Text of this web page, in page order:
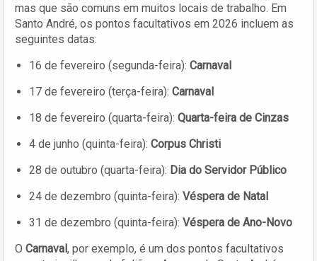
mas que são comuns em muitos locais de trabalho. Em
Santo André, os pontos facultativos em 2026 incluem as
seguintes datas:
16 de fevereiro (segunda-feira): Carnaval
17 de fevereiro (terça-feira): Carnaval
18 de fevereiro (quarta-feira): Quarta-feira de Cinzas
4 de junho (quinta-feira): Corpus Christi
28 de outubro (quarta-feira): Dia do Servidor Público
24 de dezembro (quinta-feira): Véspera de Natal
31 de dezembro (quinta-feira): Véspera de Ano-Novo
O Carnaval, por exemplo, é um dos pontos facultativos